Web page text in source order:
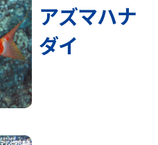
アズマハナ
ダイ